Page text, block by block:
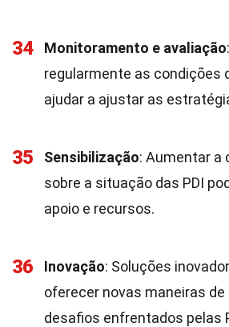
34 Monitoramento e avaliação
regularmente as condições
ajudar a ajustar as
35 Sensibilização: Aumentar a
sobre a situação das PDI
apoio e recursos.
36 Inovação: Soluções
oferecer novas maneiras de
desafios enfrentados pelas